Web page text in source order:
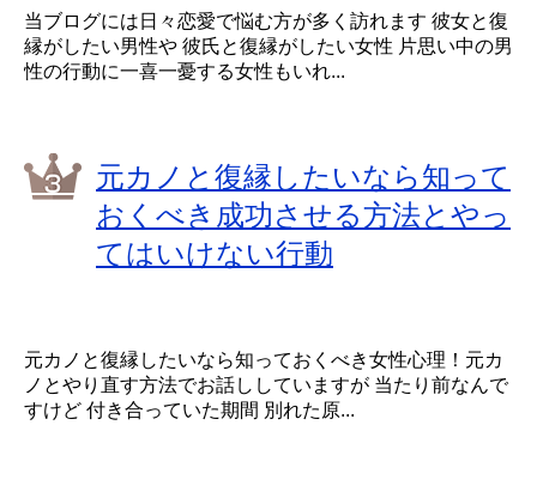
当ブログには日々恋愛で悩む方が多く訪れます 彼女と復
縁がしたい男性や 彼氏と復縁がしたい女性 片思い中の男
性の行動に一喜一憂する女性もいれ...
元カノと復縁したいなら知って
おくべき成功させる方法とやっ
てはいけない行動
元カノと復縁したいなら知っておくべき女性心理！元カ
ノとやり直す方法でお話ししていますが 当たり前なんで
すけど 付き合っていた期間 別れた原...